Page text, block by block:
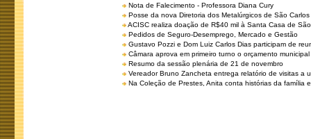
Nota de Falecimento - Professora Diana Cury
Posse da nova Diretoria dos Metalúrgicos de São
ACISC realiza doação de R$40 mil à Santa Casa de
Pedidos de Seguro-Desemprego, Mercado e Gestão
Gustavo Pozzi e Dom Luiz Carlos Dias participam de
Câmara aprova em primeiro turno o orçamento
Resumo da sessão plenária de 21 de novembro
Vereador Bruno Zancheta entrega relatório de visitas a
Na Coleção de Prestes, Anita conta histórias da família